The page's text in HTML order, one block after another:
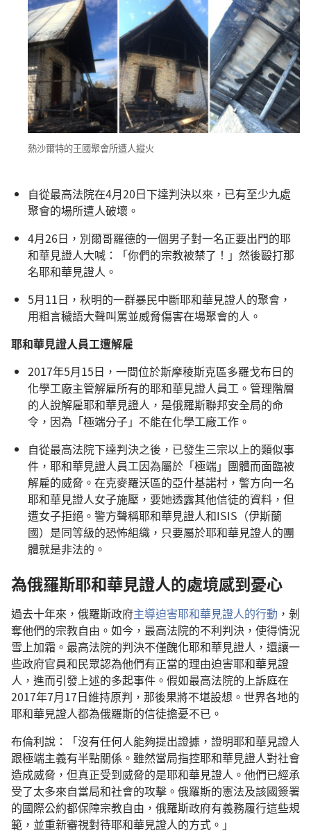
熱沙爾特的王國聚會所遭人縱火
自從最高法院在4月20日下達判決以來，已有至少九處
聚會的場所遭人破壞。
4月26日，別爾哥羅德的一個男子對一名正要出門的耶
和華見證人大喊：「你們的宗教被禁了！」然後毆打那
名耶和華見證人。
5月11日，秋明的一群暴民中斷耶和華見證人的聚會，
用粗言穢語大聲叫罵並威脅傷害在場聚會的人。
耶和華見證人員工遭解雇
2017年5月15日，一間位於斯摩稜斯克區多羅戈布日的
化學工廠主管解雇所有的耶和華見證人員工。管理階層
的人說解雇耶和華見證人，是俄羅斯聯邦安全局的命
令，因為「極端分子」不能在化學工廠工作。
自從最高法院下達判決之後，已發生三宗以上的類似事
件，耶和華見證人員工因為屬於「極端」團體而面臨被
解雇的威脅。在克麥羅沃區的亞什基諾村，警方向一名
耶和華見證人女子施壓，要她透露其他信徒的資料，但
遭女子拒絕。警方聲稱耶和華見證人和ISIS（伊斯蘭
國）是同等級的恐怖組織，只要屬於耶和華見證人的團
體就是非法的。
為俄羅斯耶和華見證人的處境感到憂心
過去十年來，俄羅斯政府主導迫害耶和華見證人的行動 ，剝
奪他們的宗教自由。如今，最高法院的不利判決，使得情況
雪上加霜。最高法院的判決不僅醜化耶和華見證人，還讓一
些政府官員和民眾認為他們有正當的理由迫害耶和華見證
人，進而引發上述的多起事件。假如最高法院的上訴庭在
2017年7月17日維持原判，那後果將不堪設想。世界各地的
耶和華見證人都為俄羅斯的信徒擔憂不已。
布倫利說：「沒有任何人能夠提出證據，證明耶和華見證人
跟極端主義有半點關係。雖然當局指控耶和華見證人對社會
造成威脅，但真正受到威脅的是耶和華見證人。他們已經承
受了太多來自當局和社會的攻擊。俄羅斯的憲法及該國簽署
的國際公約都保障宗教自由，俄羅斯政府有義務履行這些規
範，並重新審視對待耶和華見證人的方式。」